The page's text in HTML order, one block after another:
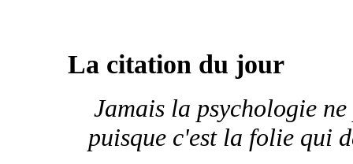
La citation du jour
Jamais la psychologie
puisque c'est la folie qui